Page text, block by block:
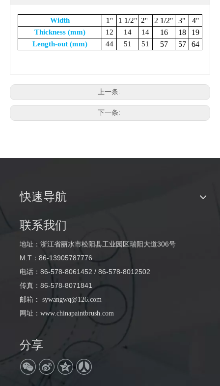
Width 1" 1 1/2" 2" 2 1/2" 3" 4"
Thickness (mm) 12 14 14 16 18 19
Length-out (mm) 44 51 51 57 57 64
上一条:
下一条:
快速导航
联系我们
地址：浙江省丽水市松阳县工业园区瑞阳大道306号
M.T：86-13905787776
电话：86-578-8061452 / 86-578-8012502
传真：86-578-8071841
邮箱 ： sywangwq@126.com
网址： www.chinapaintbrush.com
分享